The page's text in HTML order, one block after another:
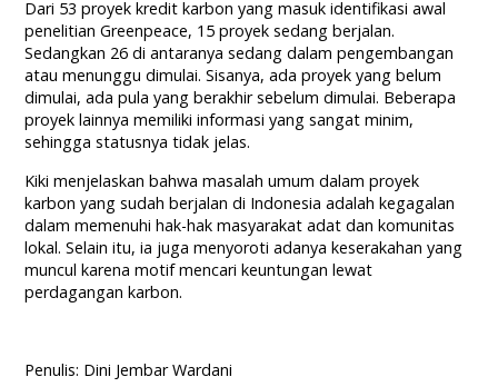
Dari 53 proyek kredit karbon yang masuk identifikasi awal
penelitian Greenpeace, 15 proyek sedang berjalan.
Sedangkan 26 di antaranya sedang dalam pengembangan
atau menunggu dimulai. Sisanya, ada proyek yang belum
dimulai, ada pula yang berakhir sebelum dimulai. Beberapa
proyek lainnya memiliki informasi yang sangat minim,
sehingga statusnya tidak jelas.
Kiki menjelaskan bahwa masalah umum dalam proyek
karbon yang sudah berjalan di Indonesia adalah kegagalan
dalam memenuhi hak-hak masyarakat adat dan komunitas
lokal. Selain itu, ia juga menyoroti adanya keserakahan yang
muncul karena motif mencari keuntungan lewat
perdagangan karbon.
Penulis: Dini Jembar Wardani